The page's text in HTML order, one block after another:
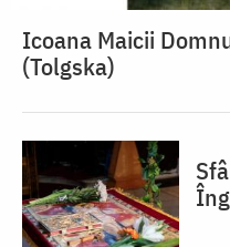
Icoana Maicii
(Tolgska)